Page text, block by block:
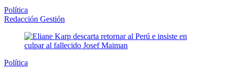
Política
Redacción Gestión
Política